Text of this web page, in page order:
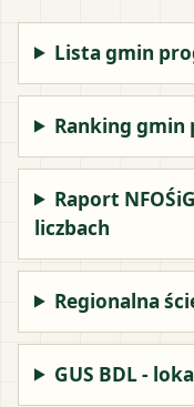
Lista gmin
Ranking gmin
Raport
liczbach
Regionalna
GUS BDL -